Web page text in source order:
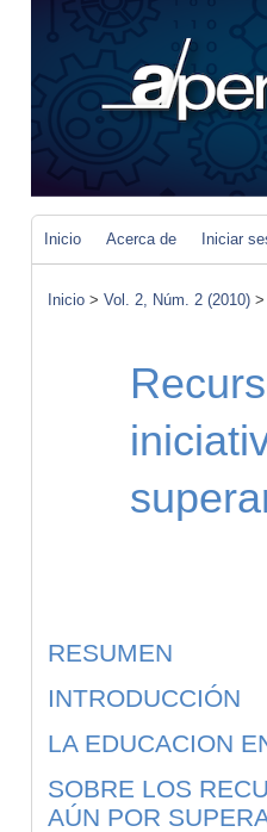
Inicio Acerca de Iniciar
Inicio > Vol. 2, Núm. 2 (2010) >
RESUMEN
INTRODUCCIÓN
LA EDUCACION
SOBRE LOS
AÚN POR